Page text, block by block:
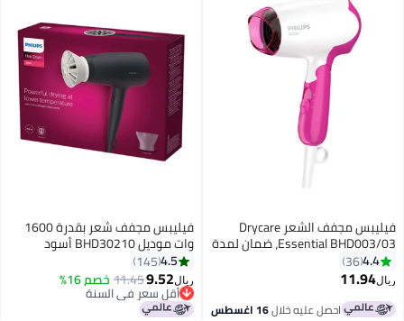
فيليبس مجفف الشعر Drycare
Essential BHD003/03، ضمان لمدة
عامين باللون الوردي/الأبيض وردي/
أبيض
4.4
36
ريال11.94
احصل عليه خلال16 اغسطس
فيليبس مجفف شعر بقدرة 1600
وات موديل BHD30210 أسود
4.5
145
ريال9.52
11.45خصم 16%
أقل سعر في السنة
أقل سعر في السنة